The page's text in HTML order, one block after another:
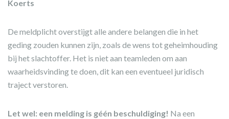
Koerts
De meldplicht overstijgt alle andere belangen die in het
geding zouden kunnen zijn, zoals de wens tot geheimhouding
bij het slachtoffer. Het is niet aan teamleden om aan
waarheidsvinding te doen, dit kan een eventueel juridisch
traject verstoren.
Let wel: een melding is géén beschuldiging! Na een